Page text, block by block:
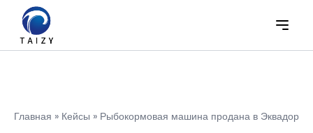
Главная » Кейсы » Рыбокормовая машина продана в Эквадор